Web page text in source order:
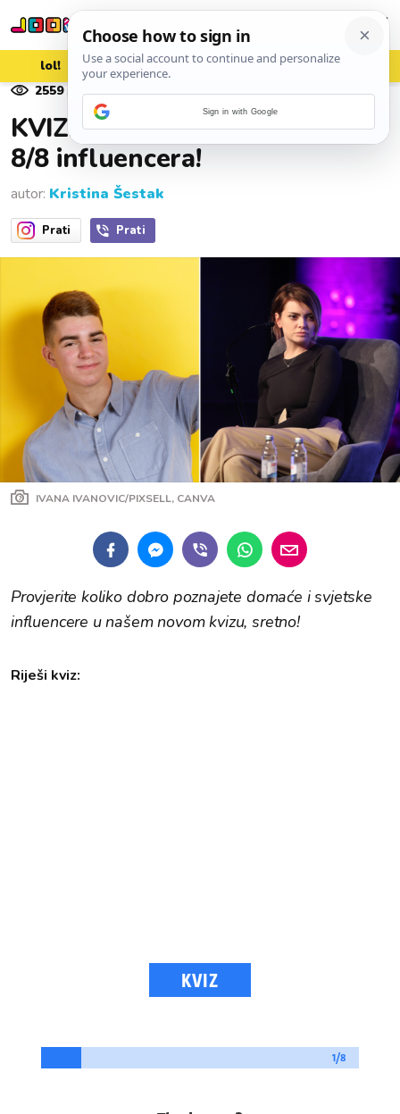
lol! aww vrh!
woot?!
2559pregleda 28. lipnja 2026.
KVIZ: Mlađi od 30 znat će ovih
8/8 influencera!
autor: Kristina Šestak
Prati Prati
IVANA IVANOVIC/PIXSELL, CANVA
Provjerite koliko dobro poznajete domaće i svjetske
influencere u našem novom kvizu, sretno!
Riješi kviz:
KVIZ
1/8
Sign in with Google